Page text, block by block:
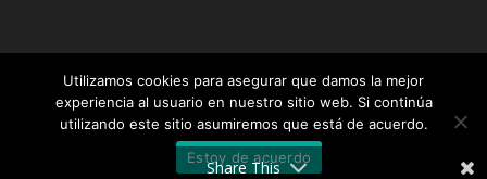
© 2017 ADEMAN, Asociación de Empresarios de la
Madera de Navarra
Share This
Utilizamos cookies para asegurar que damos la mejor
experiencia al usuario en nuestro sitio web. Si continúa
utilizando este sitio asumiremos que está de acuerdo.
Estoy de acuerdo